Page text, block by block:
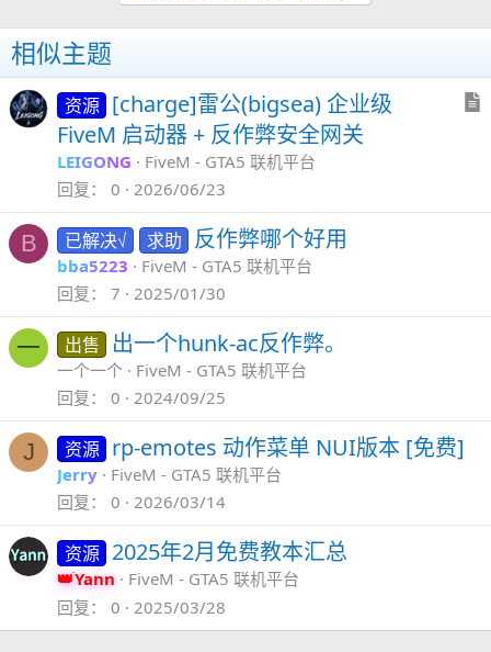
相似主题
资源 [charge]雷公(bigsea) 企业级
FiveM 启动器 + 反作弊安全网关
LEIGONG
FiveM - GTA5 联机平台
回复
0 2026/06/23
B 已解决√ 求助 反作弊哪个好用
bba5223
FiveM - GTA5 联机平台
回复
7 2025/01/30
一 出售 出一个hunk-ac反作弊。
一个一个
FiveM - GTA5 联机平台
回复
0 2024/09/25
J 资源 rp-emotes 动作菜单 NUI版本 [免费]
Jerry
FiveM - GTA5 联机平台
回复
0 2026/03/14
资源 2025年2月免费教本汇总
Yann
FiveM - GTA5 联机平台
回复
0 2025/03/28